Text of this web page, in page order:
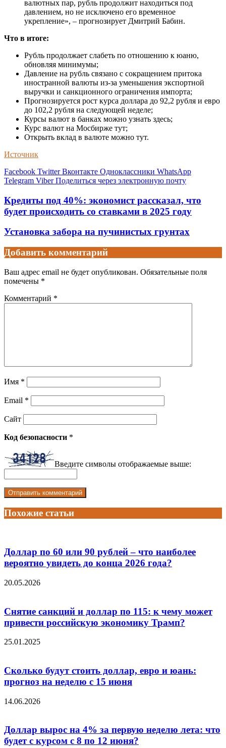
валютных пар, рубль продолжит находиться под
давлением, но не исключено его временное
укрепление», – прогнозирует Дмитрий Бабин.
Что в итоге:
Рубль продолжает слабеть по отношению к юаню,
обновляя минимумы;
Давление на рубль связано с сокращением притока
иностранной валюты из-за уменьшения экспортной
выручки и санкционного ограничения импорта;
Прогнозируется рост курса доллара до 92,2 рубля и евро
до 102,2 рубля на следующей неделе;
Курсы валют в банках можно узнать здесь;
Курс валют на Мосбирже тут;
Открыть вклад в валюте можно тут.
Источник
Facebook Twitter Вконтакте Одноклассники WhatsApp
Telegram Viber Поделиться через электронную почту
Кредиты под 40%: экономист рассказал, что
будет происходить со ставками в 2025 году
Установка забора на пучинистых грунтах
Добавить комментарий
Ваш адрес email не будет опубликован. Обязательные поля
помечены *
Комментарий *
Имя *
Email *
Сайт
Код безопасности *
Введите символы отображаемые выше:
Похожие статьи
Доллар по 60 или 90 рублей – что наиболее
вероятно увидеть до конца 2026 года?
20.05.2026
Снятие санкций и доллар по 115: к чему может
привести российскую экономику Трамп?
25.01.2025
Сколько будут стоить доллар, евро и юань:
прогноз на неделю с 15 июня
14.06.2026
Доллар вырос на 4% за первую неделю лета: что
будет с курсом с 8 по 12 июня?